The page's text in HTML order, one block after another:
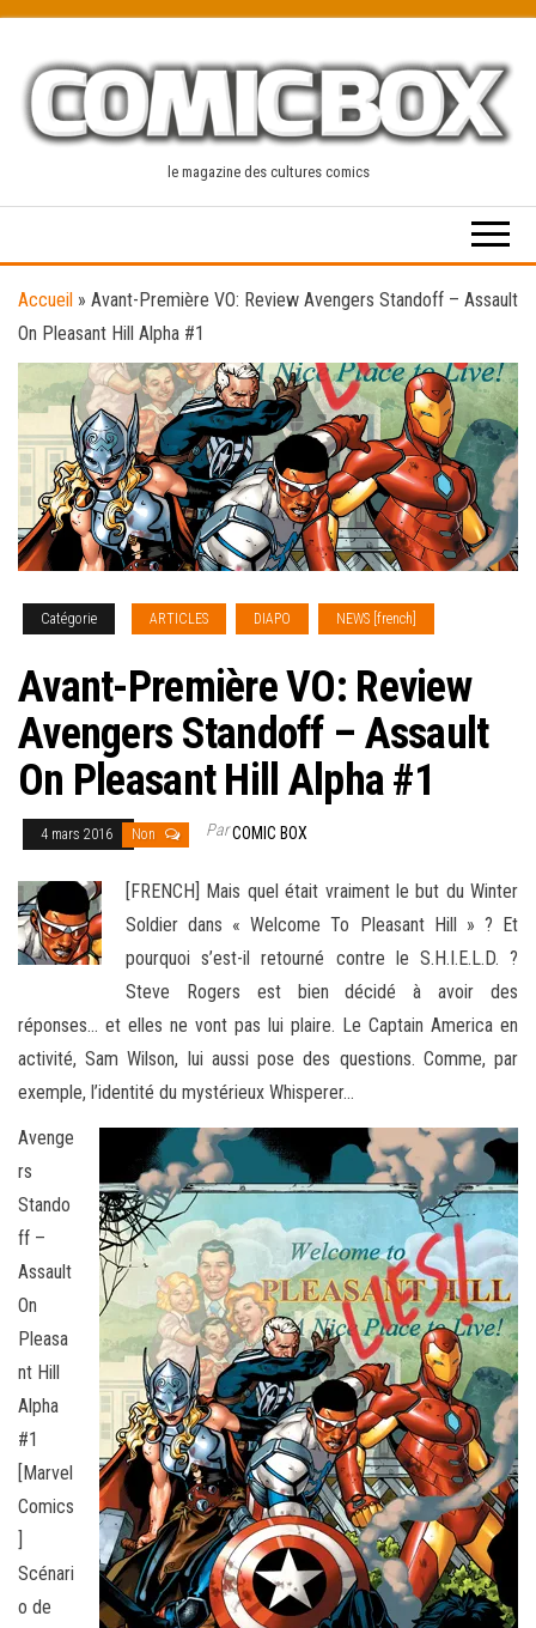
content
le magazine des cultures comics
Accueil » Avant-Première VO: Review Avengers Standoff – Assault
On Pleasant Hill Alpha #1
Catégorie ARTICLES DIAPO NEWS [french]
Avant-Première VO: Review
Avengers Standoff – Assault
On Pleasant Hill Alpha #1
4 mars 2016 Non ParCOMIC BOX
[FRENCH] Mais quel était vraiment le but du Winter
Soldier dans « Welcome To Pleasant Hill » ? Et
pourquoi s’est-il retourné contre le S.H.I.E.L.D. ?
Steve Rogers est bien décidé à avoir des
réponses… et elles ne vont pas lui plaire. Le Captain America en
activité, Sam Wilson, lui aussi pose des questions. Comme, par
exemple, l’identité du mystérieux Whisperer…
Avenge
rs
Stando
ff –
Assault
On
Pleasa
nt Hill
Alpha
#1
[Marvel
Comics
]
Scénari
o de